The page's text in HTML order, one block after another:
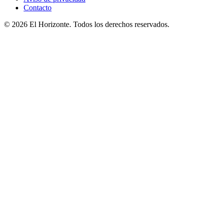
Contacto
© 2026 El Horizonte. Todos los derechos reservados.